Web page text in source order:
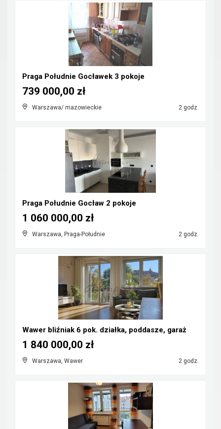
Praga Południe Gocławek 3 pokoje
Warszawa/ mazowieckie 2 godz.
739 000,00 zł
Praga Południe Gocław 2 pokoje
Warszawa, Praga-Południe 2 godz.
1 060 000,00 zł
Wawer bliźniak 6 pok. działka, poddasze, garaż
Warszawa, Wawer 2 godz.
1 840 000,00 zł